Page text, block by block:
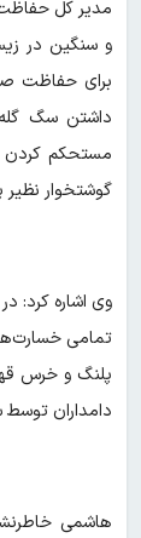
مدیر کل
و سنگین در
برای حفاظت
داشتن سگ
مستحکم کردن
گوشتخوار نظیر
وی اشاره کرد:
تمامی
پلنگ و خرس
دامداران
هاشمی